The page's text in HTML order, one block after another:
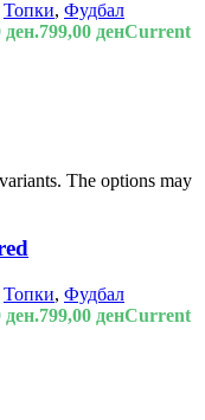
Топки, Фудбал
ден.799,00 денCurrent
The options may
Топки, Фудбал
ден.799,00 денCurrent